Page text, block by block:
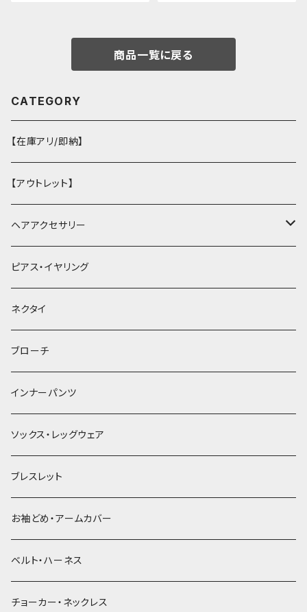
商品一覧に戻る
CATEGORY
【在庫アリ/即納】
【アウトレット】
ヘアアクセサリー
ヘアクリップ
ヘッドドレス・カチューシャ
ヘアゴム
簪
ピアス・イヤリング
ネクタイ
ブローチ
インナーパンツ
ソックス・レッグウェア
ブレスレット
お袖どめ・アームカバー
ベルト・ハーネス
チョーカー・ネックレス